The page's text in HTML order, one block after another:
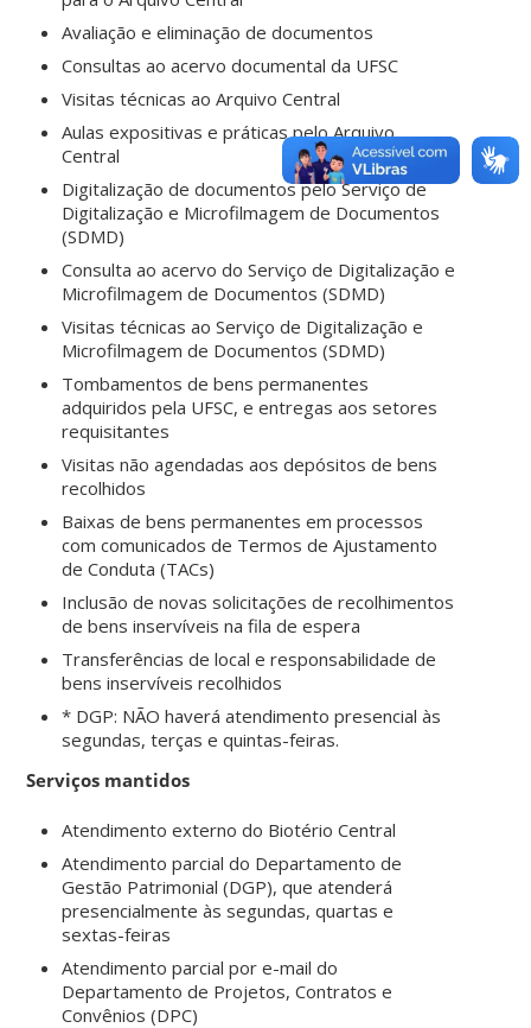
Avaliação e eliminação de documentos
Consultas ao acervo documental da UFSC
Visitas técnicas ao Arquivo Central
Aulas expositivas e práticas pelo Arquivo
Central
Digitalização de documentos pelo Serviço de
Digitalização e Microfilmagem de Documentos
(SDMD)
Consulta ao acervo do Serviço de Digitalização e
Microfilmagem de Documentos (SDMD)
Visitas técnicas ao Serviço de Digitalização e
Microfilmagem de Documentos (SDMD)
Tombamentos de bens permanentes
adquiridos pela UFSC, e entregas aos setores
requisitantes
Visitas não agendadas aos depósitos de bens
recolhidos
Baixas de bens permanentes em processos
com comunicados de Termos de Ajustamento
de Conduta (TACs)
Inclusão de novas solicitações de recolhimentos
de bens inservíveis na fila de espera
Transferências de local e responsabilidade de
bens inservíveis recolhidos
* DGP: NÃO haverá atendimento presencial às
segundas, terças e quintas-feiras.
Serviços mantidos
Atendimento externo do Biotério Central
Atendimento parcial do Departamento de
Gestão Patrimonial (DGP), que atenderá
presencialmente às segundas, quartas e
sextas-feiras
Atendimento parcial por e-mail do
Departamento de Projetos, Contratos e
Convênios (DPC)